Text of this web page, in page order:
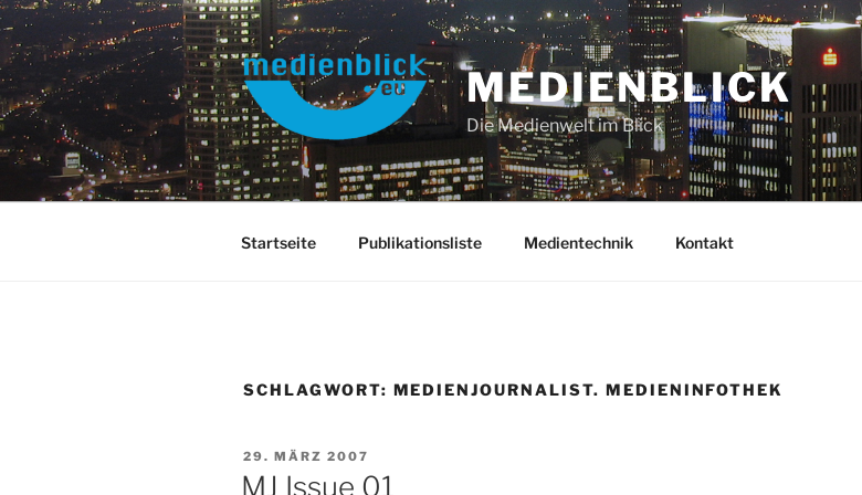
Zum
Inhalt
springen
MEDIENBLICK
Die Medienwelt im Blick
Startseite Publikationsliste Medientechnik Kontakt
SCHLAGWORT: MEDIENJOURNALIST. MEDIENINFOTHEK
VERÖFFENTLICHT
AM
29. MÄRZ 2007
MJ Issue 01